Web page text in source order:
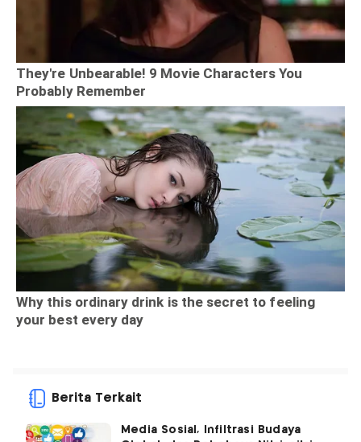
Berita Terkait
Media Sosial, Infiltrasi Budaya